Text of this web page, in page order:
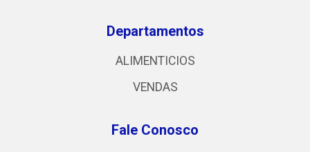
Departamentos
ALIMENTICIOS
VENDAS
Fale Conosco